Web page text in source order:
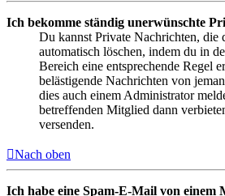
Ich bekomme ständig unerwünschte
Du kannst Private Nachrichten, die
automatisch löschen, indem du in
Bereich eine entsprechende Regel
belästigende Nachrichten von
dies auch einem Administrator
betreffenden Mitglied dann
versenden.
Nach oben
Ich habe eine Spam-E-Mail von einem